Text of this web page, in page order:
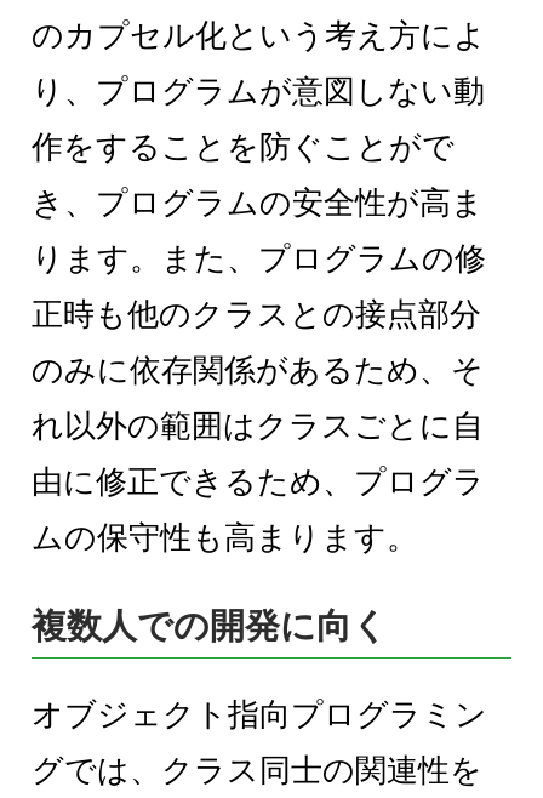
のカプセル化という考え方によ
り、プログラムが意図しない動
作をすることを防ぐことがで
き、プログラムの安全性が高ま
ります。また、プログラムの修
正時も他のクラスとの接点部分
のみに依存関係があるため、そ
れ以外の範囲はクラスごとに自
由に修正できるため、プログラ
ムの保守性も高まります。
複数人での開発に向く
オブジェクト指向プログラミン
グでは、クラス同士の関連性を